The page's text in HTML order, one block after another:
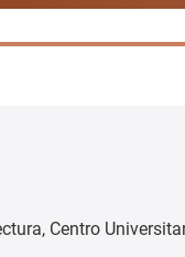
Centro